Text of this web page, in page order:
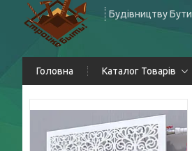
Будівництву Бути
Головна Каталог Товарів